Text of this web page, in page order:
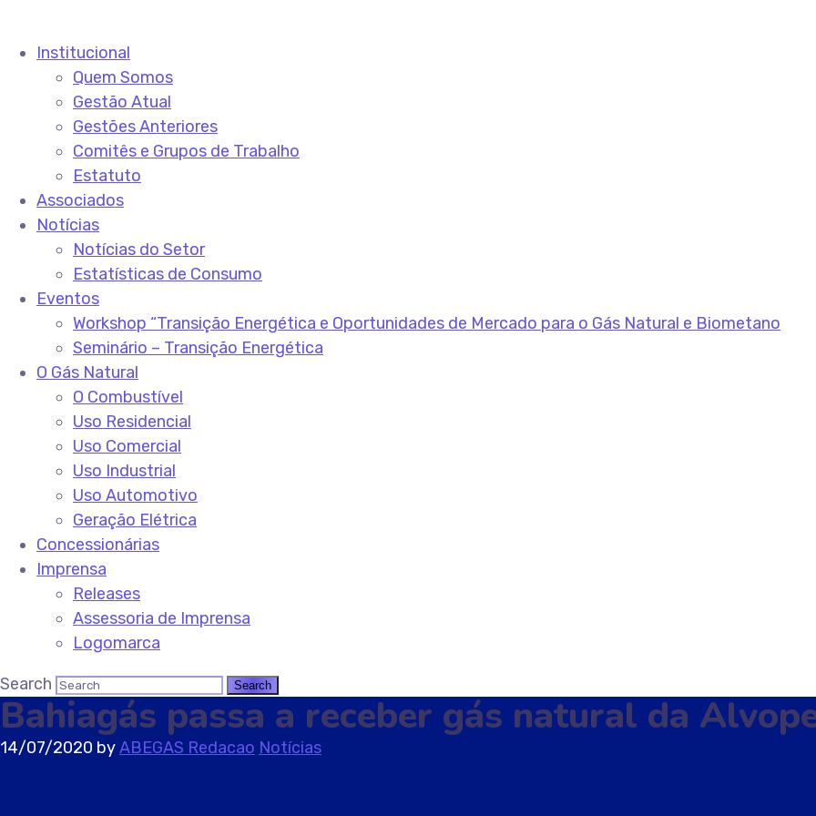
Institucional
Quem Somos
Gestão Atual
Gestões Anteriores
Comitês e Grupos de Trabalho
Estatuto
Associados
Notícias
Notícias do Setor
Estatísticas de Consumo
Eventos
Workshop “Transição Energética e Oportunidades de Mercado para o Gás Natural e Biometano
Seminário – Transição Energética
O Gás Natural
O Combustível
Uso Residencial
Uso Comercial
Uso Industrial
Uso Automotivo
Geração Elétrica
Concessionárias
Imprensa
Releases
Assessoria de Imprensa
Logomarca
Search
Bahiagás passa a receber gás natural da
14/07/2020 byABEGAS Redacao Notícias